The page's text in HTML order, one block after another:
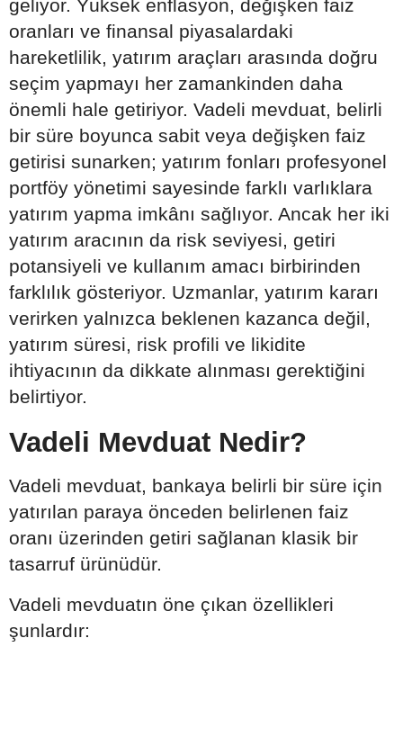
geliyor. Yüksek enflasyon, değişken faiz
oranları ve finansal piyasalardaki
hareketlilik, yatırım araçları arasında doğru
seçim yapmayı her zamankinden daha
önemli hale getiriyor. Vadeli mevduat, belirli
bir süre boyunca sabit veya değişken faiz
getirisi sunarken; yatırım fonları profesyonel
portföy yönetimi sayesinde farklı varlıklara
yatırım yapma imkânı sağlıyor. Ancak her iki
yatırım aracının da risk seviyesi, getiri
potansiyeli ve kullanım amacı birbirinden
farklılık gösteriyor. Uzmanlar, yatırım kararı
verirken yalnızca beklenen kazanca değil,
yatırım süresi, risk profili ve likidite
ihtiyacının da dikkate alınması gerektiğini
belirtiyor.
Vadeli Mevduat Nedir?
Vadeli mevduat, bankaya belirli bir süre için
yatırılan paraya önceden belirlenen faiz
oranı üzerinden getiri sağlanan klasik bir
tasarruf ürünüdür.
Vadeli mevduatın öne çıkan özellikleri
şunlardır: